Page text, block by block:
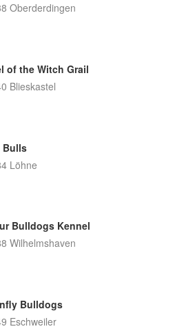
Oberderdingen
of the Witch Grail
Blieskastel
Bulls
Löhne
Bulldogs Kennel
Wilhelmshaven
Bulldogs
Eschweiler